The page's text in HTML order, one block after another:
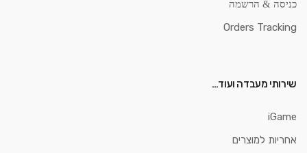
כניסה & הרשמה
Orders Tracking
שירותי מעבדה ועוד…
iGame
אחריות למוצרים